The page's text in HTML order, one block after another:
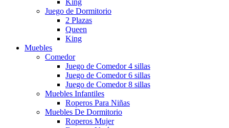
King
Juego de Dormitorio
2 Plazas
Queen
King
Muebles
Comedor
Juego de Comedor 4 sillas
Juego de Comedor 6 sillas
Juego de Comedor 8 sillas
Muebles Infantiles
Roperos Para Niñas
Muebles De Dormitorio
Roperos Mujer